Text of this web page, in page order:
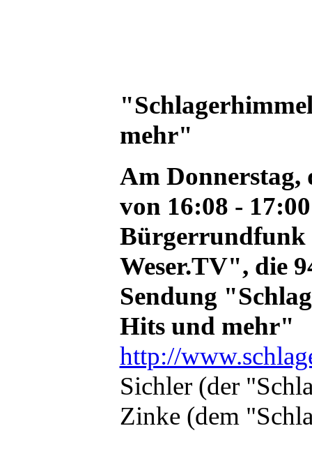
mehr"
Am Donnerstag,
von 16:08 -
Bürgerrundfunk
Weser.TV", die
Sendung
Hits und mehr"
http://
Sichler (der
Zinke (dem